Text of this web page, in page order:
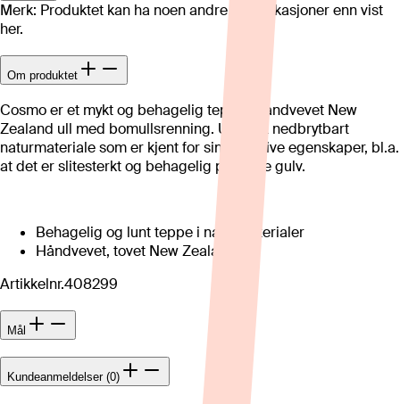
Merk: Produktet kan ha noen andre spesifikasjoner enn vist
her.
Om produktet
Cosmo er et mykt og behagelig teppe i håndvevet New
Zealand ull med bomullsrenning. Ull er et nedbrytbart
naturmateriale som er kjent for sine positive egenskaper, bl.a.
at det er slitesterkt og behagelig på kalde gulv.
Behagelig og lunt teppe i naturmaterialer
Håndvevet, tovet New Zealand ull
Artikkelnr.408299
Mål
Kundeanmeldelser (0)